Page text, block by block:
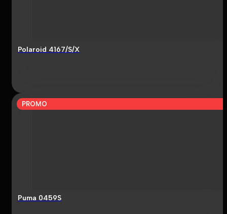
Polaroid 4167/S/X
PROMO
Puma 0459S